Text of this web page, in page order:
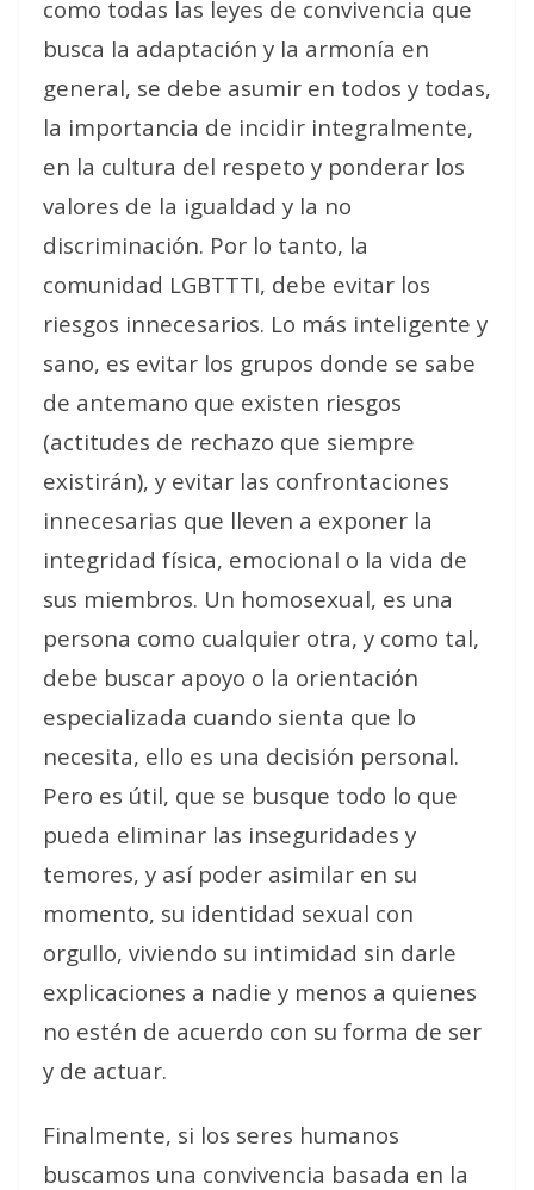
como todas las leyes de convivencia que
busca la adaptación y la armonía en
general, se debe asumir en todos y todas,
la importancia de incidir integralmente,
en la cultura del respeto y ponderar los
valores de la igualdad y la no
discriminación. Por lo tanto, la
comunidad LGBTTTI, debe evitar los
riesgos innecesarios. Lo más inteligente y
sano, es evitar los grupos donde se sabe
de antemano que existen riesgos
(actitudes de rechazo que siempre
existirán), y evitar las confrontaciones
innecesarias que lleven a exponer la
integridad física, emocional o la vida de
sus miembros. Un homosexual, es una
persona como cualquier otra, y como tal,
debe buscar apoyo o la orientación
especializada cuando sienta que lo
necesita, ello es una decisión personal.
Pero es útil, que se busque todo lo que
pueda eliminar las inseguridades y
temores, y así poder asimilar en su
momento, su identidad sexual con
orgullo, viviendo su intimidad sin darle
explicaciones a nadie y menos a quienes
no estén de acuerdo con su forma de ser
y de actuar.
Finalmente, si los seres humanos
buscamos una convivencia basada en la